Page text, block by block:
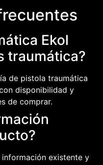
Ekol
traumática?
de pistola traumática
disponibilidad y
de comprar.
existente y